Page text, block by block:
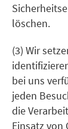
löschen.
(3) Wir
bei uns
jeden
die
Einsatz von